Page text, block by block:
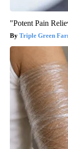
"Potent Pain
Triple Green